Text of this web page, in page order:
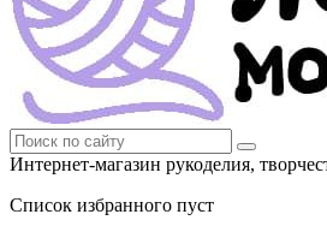
Интернет-магазин рукоделия,
Список избранного пуст